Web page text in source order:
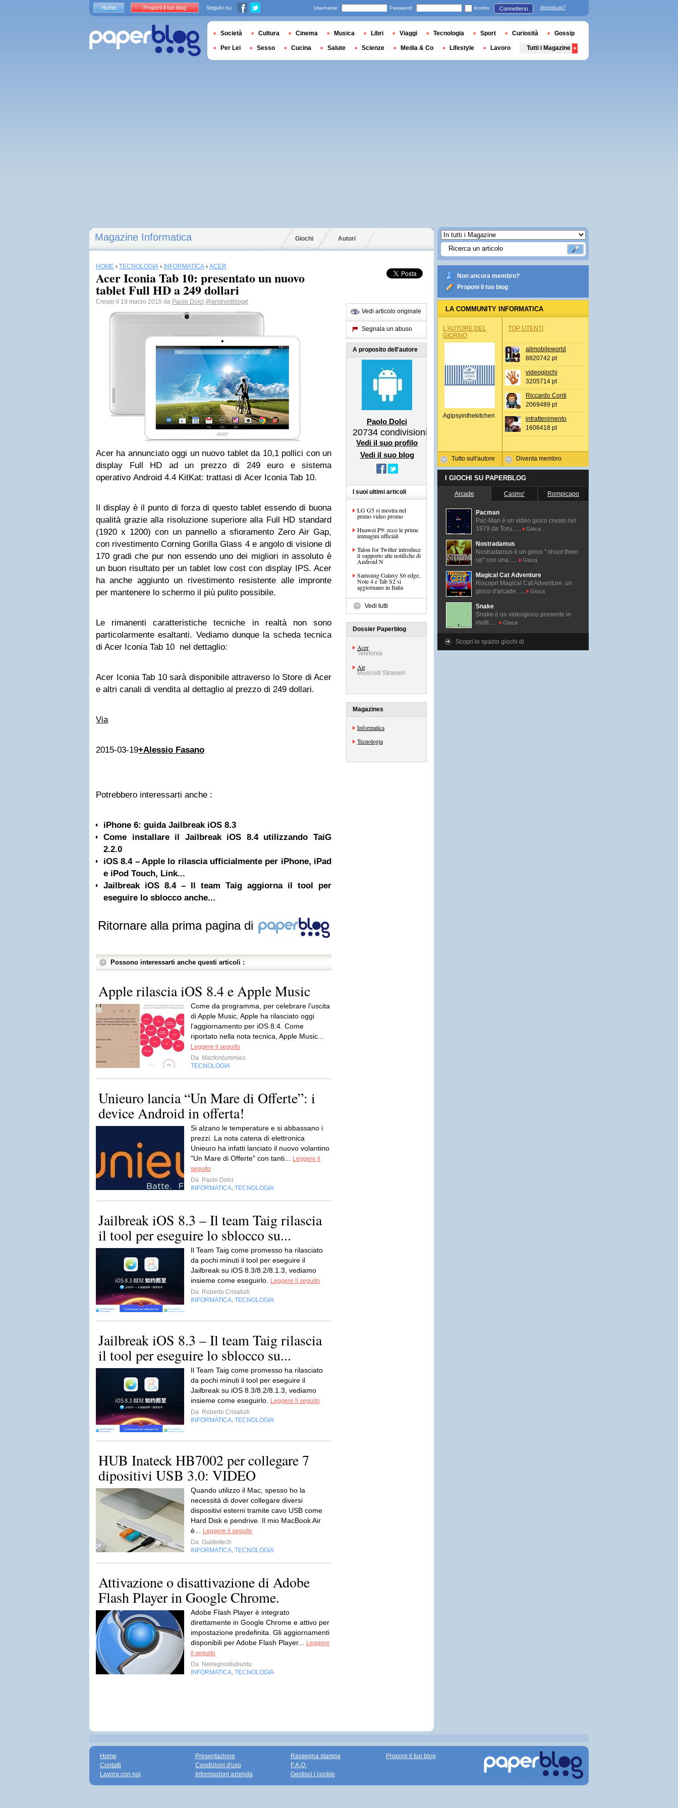
Magazine Informatica Giochi Autori
HOME › TECNOLOGIA › INFORMATICA › ACER
Acer Iconia Tab 10: presentato un nuovo
tablet Full HD a 249 dollari
Creato il 19 marzo 2015 da Paolo Dolci @androidblogit
Acer ha annunciato oggi un nuovo tablet da 10,1 pollici con un
display Full HD ad un prezzo di 249 euro e sistema
operativo Android 4.4 KitKat: trattasi di Acer Iconia Tab 10.
Il display è il punto di forza di questo tablet essendo di buona
qualità grazie alla risoluzione superiore alla Full HD standard
(1920 x 1200) con un pannello a sfioramento Zero Air Gap,
con rivestimento Corning Gorilla Glass 4 e angolo di visione di
170 gradi che pur non essendo uno dei migliori in assoluto è
un buon risultato per un tablet low cost con display IPS. Acer
ha anche aggiunto un rivestimento resistente alle impronte
per mantenere lo schermo il più pulito possibile.
Le rimanenti caratteristiche tecniche in realtà non sono
particolarmente esaltanti. Vediamo dunque la scheda tecnica
di Acer Iconia Tab 10 nel dettaglio:
Acer Iconia Tab 10 sarà disponibile attraverso lo Store di Acer
e altri canali di vendita al dettaglio al prezzo di 249 dollari.
Via
2015-03-19+Alessio Fasano
Potrebbero interessarti anche :
iPhone 6: guida Jailbreak iOS 8.3
Come installare il Jailbreak iOS 8.4 utilizzando TaiG
2.2.0
iOS 8.4 – Apple lo rilascia ufficialmente per iPhone, iPad
e iPod Touch, Link...
Jailbreak iOS 8.4 – Il team Taig aggiorna il tool per
eseguire lo sblocco anche...
Ritornare alla prima pagina di
Possono interessarti anche questi articoli :
Apple rilascia iOS 8.4 e Apple Music
Come da programma, per celebrare l’uscita
di Apple Music, Apple ha rilasciato oggi
l’aggiornamento per iOS 8.4. Come
riportato nella nota tecnica, Apple Music...
Leggere il seguito
Da Macfordummies
TECNOLOGIA
Unieuro lancia “Un Mare di Offerte”: i
device Android in offerta!
Si alzano le temperature e si abbassano i
prezzi. La nota catena di elettronica
Unieuro ha infatti lanciato il nuovo volantino
"Un Mare di Offerte" con tanti...
Leggere il
seguito
Da Paolo Dolci
INFORMATICA TECNOLOGIA
Jailbreak iOS 8.3 – Il team Taig rilascia
il tool per eseguire lo sblocco su...
Il Team Taig come promesso ha rilasciato
da pochi minuti il tool per eseguire il
Jailbreak su iOS 8.3/8.2/8.1.3, vediamo
insieme come eseguirlo.
Leggere il seguito
Da Roberto Crisafulli
INFORMATICA TECNOLOGIA
Jailbreak iOS 8.3 – Il team Taig rilascia
il tool per eseguire lo sblocco su...
Il Team Taig come promesso ha rilasciato
da pochi minuti il tool per eseguire il
Jailbreak su iOS 8.3/8.2/8.1.3, vediamo
insieme come eseguirlo.
Leggere il seguito
Da Roberto Crisafulli
INFORMATICA TECNOLOGIA
HUB Inateck HB7002 per collegare 7
dipositivi USB 3.0: VIDEO
Quando utilizzo il Mac, spesso ho la
necessità di dover collegare diversi
dispositivi esterni tramite cavo USB come
Hard Disk e pendrive. Il mio MacBook Air
è...
Leggere il seguito
Da Guideitech
INFORMATICA TECNOLOGIA
Attivazione o disattivazione di Adobe
Flash Player in Google Chrome.
Adobe Flash Player è integrato
direttamente in Google Chrome e attivo per
impostazione predefinita. Gli aggiornamenti
disponibili per Adobe Flash Player...
Leggere
il seguito
Da Nelregnodiubuntu
INFORMATICA TECNOLOGIA
Vedi articolo originale
Segnala un abuso
A proposito dell'autore
Paolo Dolci
20734 condivisioni
Vedi il suo profilo
Vedi il suo blog
I suoi ultimi articoli
LG G5 si mostra nel
primo video promo
Huawei P9: ecco le prime
immagini ufficiali
Talon for Twitter introduce
il supporto alle notifiche di
Android N
Samsung Galaxy S6 edge,
Note 4 e Tab S2 si
aggiornano in Italia
Vedi tutti
Dossier Paperblog
Acer
Telefonia
Air
Musicisti Stranieri
Magazines
Informatica
Tecnologia
Non ancora membro?
Proponi il tuo blog
LA COMMUNITY INFORMATICA
L'AUTORE DEL
GIORNO
Agipsyinthekitchen
Tutto sull'autore
TOP UTENTI
allmobileworld
8820742 pt
videogiochi
3205714 pt
Riccardo Conti
2069489 pt
intrattenimento
1608418 pt
Diventa membro
I GIOCHI SU PAPERBLOG
Arcade Casino' Rompicapo
Pacman
Pac-Man é un video gioco creato nel
1979 da Toru......
Gioca
Nostradamus
Nostradamus è un gioco " shoot them
up" con una......
Gioca
Magical Cat Adventure
Riscopri Magical Cat Adventure, un
gioco d'arcade......
Gioca
Snake
Snake è un videogioco presente in
molti......
Gioca
Scopri lo spazio giochi di
Home Proponi il tuo blog Seguici su Username Password ricorda Connettersi dimenticati?
Società Cultura Cinema Musica Libri Viaggi Tecnologia Sport Curiosità Gossip
Per Lei Sesso Cucina Salute Scienze Media & Co Lifestyle Lavoro Tutti i Magazine
Home
Contatti
Lavora con noi
Presentazione
Condizioni d'uso
Informazioni azienda
Rassegna stampa
F.A.Q.
Gestisci i cookie
Proponi il tuo blog